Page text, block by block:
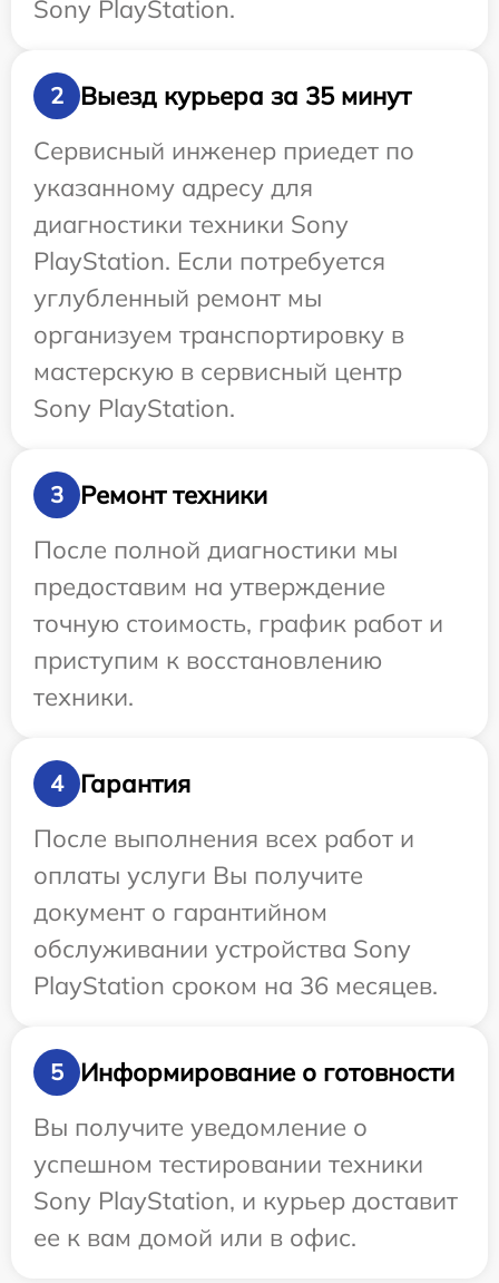
Sony PlayStation.
2
Выезд курьера за 35 минут
Сервисный инженер приедет по
указанному адресу для
диагностики техники Sony
PlayStation. Если потребуется
углубленный ремонт мы
организуем транспортировку в
мастерскую в сервисный центр
Sony PlayStation.
3
Ремонт техники
После полной диагностики мы
предоставим на утверждение
точную стоимость, график работ и
приступим к восстановлению
техники.
4
Гарантия
После выполнения всех работ и
оплаты услуги Вы получите
документ о гарантийном
обслуживании устройства Sony
PlayStation сроком на 36 месяцев.
5
Информирование о готовности
Вы получите уведомление о
успешном тестировании техники
Sony PlayStation, и курьер доставит
ее к вам домой или в офис.